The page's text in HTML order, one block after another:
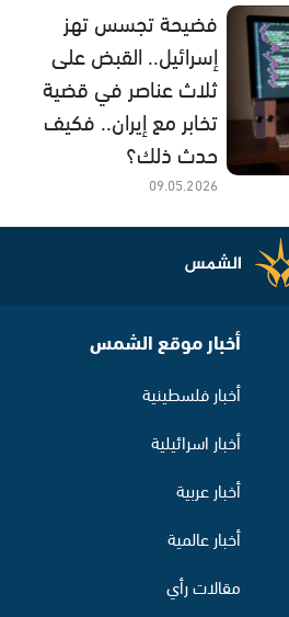
فضيحة تجسس تهز
إسرائيل.. القبض على
ثلاث عناصر في قضية
تخابر مع إيران.. فكيف
حدث ذلك؟
09.05.2026
أخبار موقع الشمس
أخبار فلسطينية
أخبار اسرائيلية
أخبار عربية
أخبار عالمية
مقالات رأي